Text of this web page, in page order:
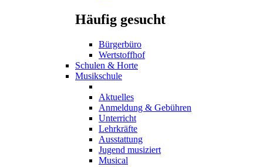
Häufig gesucht
Bürgerbüro
Wertstoffhof
Schulen & Horte
Musikschule
Aktuelles
Anmeldung & Gebühren
Unterricht
Lehrkräfte
Ausstattung
Jugend musiziert
Musical